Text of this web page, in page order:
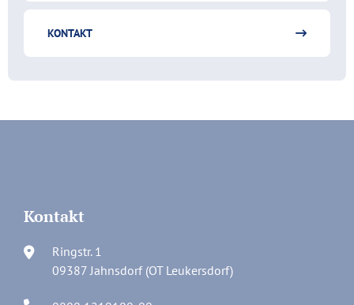
KONTAKT
Kontakt
Ringstr. 1
09387 Jahnsdorf (OT Leukersdorf)